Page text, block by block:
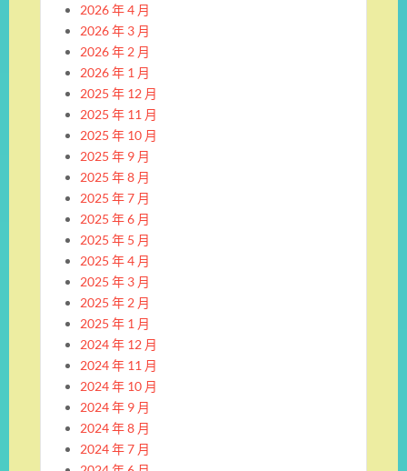
2026 年 4 月
2026 年 3 月
2026 年 2 月
2026 年 1 月
2025 年 12 月
2025 年 11 月
2025 年 10 月
2025 年 9 月
2025 年 8 月
2025 年 7 月
2025 年 6 月
2025 年 5 月
2025 年 4 月
2025 年 3 月
2025 年 2 月
2025 年 1 月
2024 年 12 月
2024 年 11 月
2024 年 10 月
2024 年 9 月
2024 年 8 月
2024 年 7 月